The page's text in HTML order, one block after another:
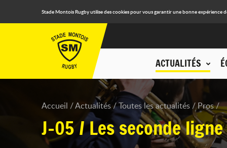
Stade Montois Rugby utilise des cookies pour vous garantir une bonne
ACTUALITÉS
Accueil Actualités Toutes les actualités Pros
J-05 / Les seconde ligne